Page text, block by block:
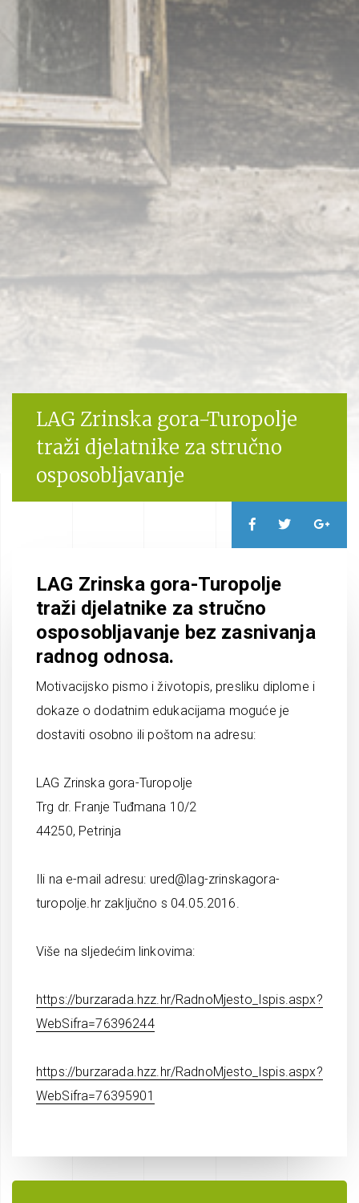
LAG Zrinska gora-Turopolje
traži djelatnike za stručno
osposobljavanje
LAG Zrinska gora-Turopolje
traži djelatnike za stručno
osposobljavanje bez zasnivanja
radnog odnosa.
Motivacijsko pismo i životopis, presliku diplome i
dokaze o dodatnim edukacijama moguće je
dostaviti osobno ili poštom na adresu:
LAG Zrinska gora-Turopolje
Trg dr. Franje Tuđmana 10/2
44250, Petrinja
Ili na e-mail adresu: ured@lag-zrinskagora-
turopolje.hr zaključno s 04.05.2016.
Više na sljedećim linkovima:
https://burzarada.hzz.hr/RadnoMjesto_Ispis.aspx?
WebSifra=76396244
https://burzarada.hzz.hr/RadnoMjesto_Ispis.aspx?
WebSifra=76395901